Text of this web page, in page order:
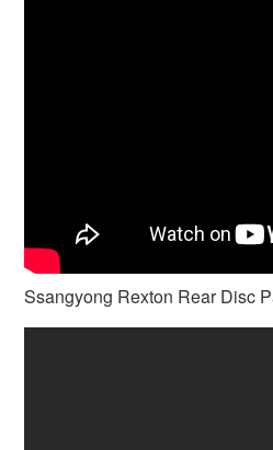
Ssangyong Rexton Rear Disc